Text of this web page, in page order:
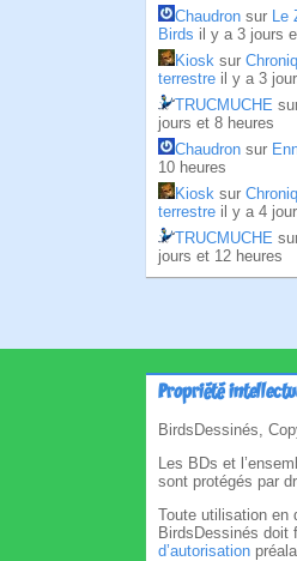
Chaudron sur Le
Birds il y a 3 jours
Kiosk sur
terrestre il y a 3
TRUCMUCHE
jours et 8 heures
Chaudron sur
10 heures
Kiosk sur
terrestre il y a 4
TRUCMUCHE
jours et 12 heures
Propriété
BirdsDessinés,
Les BDs et
sont protégés par
Toute utilisation en
BirdsDessinés doit
d’autorisation